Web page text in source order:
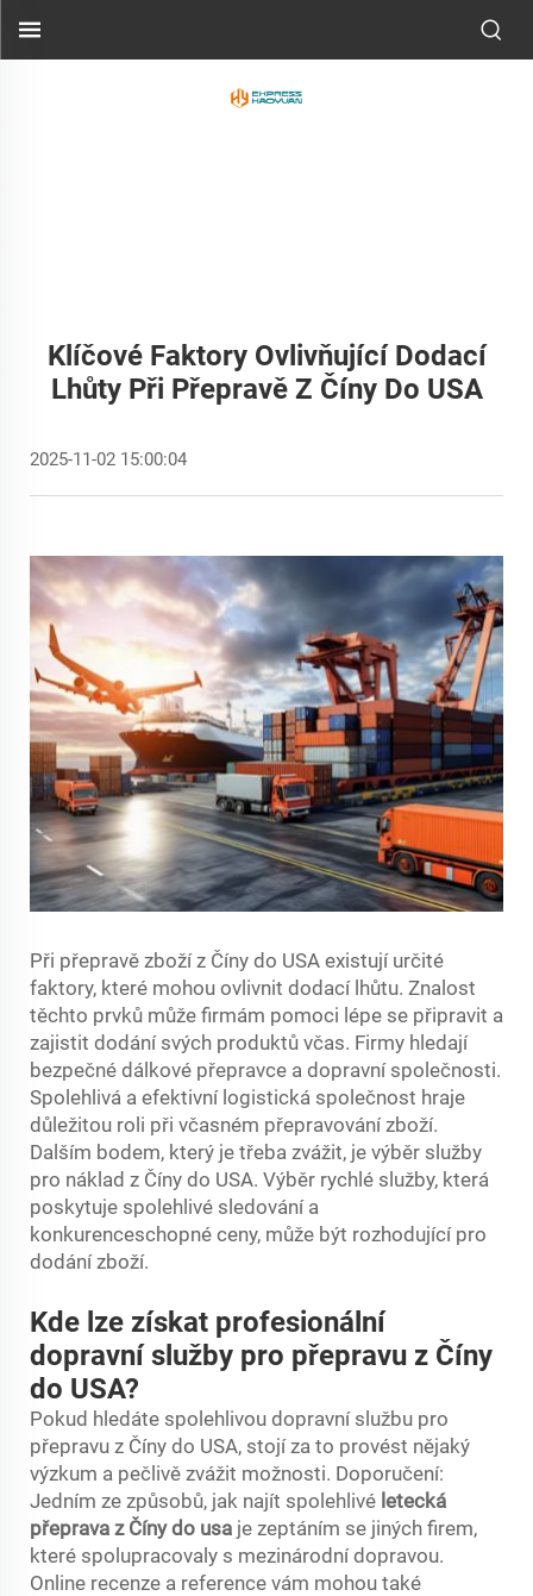
Klíčové Faktory Ovlivňující Dodací
Lhůty Při Přepravě Z Číny Do USA
2025-11-02 15:00:04
Při přepravě zboží z Číny do USA existují určité
faktory, které mohou ovlivnit dodací lhůtu. Znalost
těchto prvků může firmám pomoci lépe se připravit a
zajistit dodání svých produktů včas. Firmy hledají
bezpečné dálkové přepravce a dopravní společnosti.
Spolehlivá a efektivní logistická společnost hraje
důležitou roli při včasném přepravování zboží.
Dalším bodem, který je třeba zvážit, je výběr služby
pro náklad z Číny do USA. Výběr rychlé služby, která
poskytuje spolehlivé sledování a
konkurenceschopné ceny, může být rozhodující pro
dodání zboží.
Kde lze získat profesionální
dopravní služby pro přepravu z Číny
do USA?
Pokud hledáte spolehlivou dopravní službu pro
přepravu z Číny do USA, stojí za to provést nějaký
výzkum a pečlivě zvážit možnosti. Doporučení:
Jedním ze způsobů, jak najít spolehlivé letecká
přeprava z Číny do usa je zeptáním se jiných firem,
které spolupracovaly s mezinárodní dopravou.
Online recenze a reference vám mohou také